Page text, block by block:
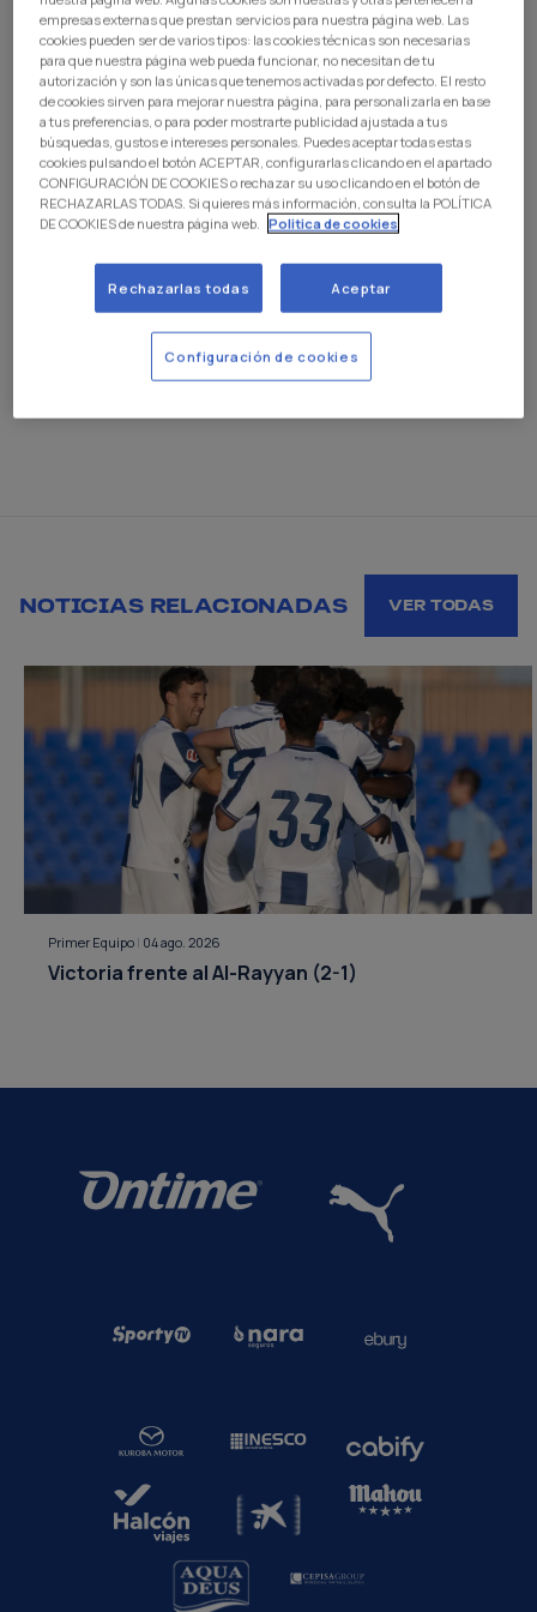
Estadio El Molinón - Enrique Castro, "Quini" frente al
Real Sporting, correspondiente a la jornada 28 de
LALIGA HYPERMOTION.
El clubha financiado íntegramente las entradas enviadas
por el club asturiano, como ya anunció hace unos días
con el importe recaudado en la comercialización de los
servicios de día de partido durante el encuentro entre el
Rayo Vallecano y el Atlético de Madrid, que se disputó el
La dirección del club, ante un evento no previsto en el
estadio, ha querido tener este gesto con sus abonados
para que todos aquellos que han querido apoyar al
equipo en Gijón no tengan que abonar el precio de la
NOTICIAS RELACIONADAS VER TODAS
Primer Equipo | 04 ago. 2026
Victoria frente al Al-Rayyan (2-1)
empresas externas que prestan servicios para nuestra página web. Las
cookies pueden ser de varios tipos: las cookies técnicas son necesarias
para que nuestra página web pueda funcionar, no necesitan de tu
autorización y son las únicas que tenemos activadas por defecto. El resto
de cookies sirven para mejorar nuestra página, para personalizarla en base
a tus preferencias, o para poder mostrarte publicidad ajustada a tus
búsquedas, gustos e intereses personales. Puedes aceptar todas estas
cookies pulsando el botón ACEPTAR, configurarlas clicando en el apartado
CONFIGURACIÓN DE COOKIES o rechazar su uso clicando en el botón de
RECHAZARLAS TODAS. Si quieres más información, consulta la POLÍTICA
DE COOKIES de nuestra página web. Politica de cookies
Rechazarlas todas Aceptar
Configuración de cookies